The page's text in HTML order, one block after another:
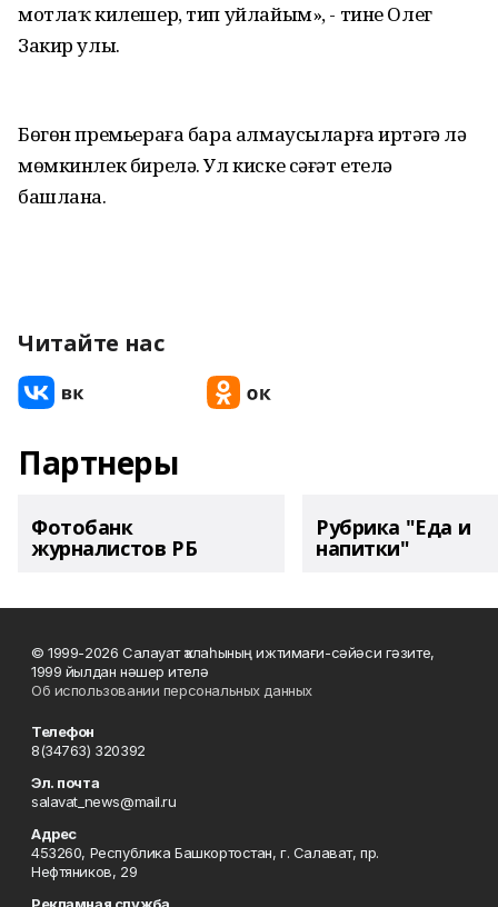
мотлаҡ килешер, тип уйлайым», - тине Олег
Закир улы.
Бөгөн премьераға бара алмаусыларға иртәгә лә
мөмкинлек бирелә. Ул киске сәғәт етелә
башлана.
Читайте нас
Партнеры
Фотобанк
журналистов РБ
Рубрика "Еда и
напитки"
© 1999-2026 Салауат ҡалаһының ижтимағи-сәйәси гәзите,
1999 йылдан нәшер ителә
Об использовании персональных данных
Телефон
8(34763) 320392
Эл. почта
salavat_news@mail.ru
Адрес
453260, Республика Башкортостан, г. Салават, пр.
Нефтяников, 29